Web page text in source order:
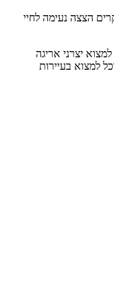
הצצה נעימה לחיי
יצרני אריגה
למצוא בעיירות